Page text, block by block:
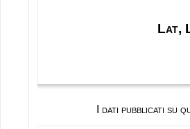
Lat,
I dati pubblicati su